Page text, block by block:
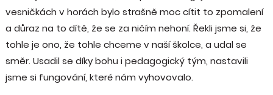
vesničkách v horách bylo strašně moc cítit to zpomalení
a důraz na to dítě, že se za ničím nehoní. Řekli jsme si, že
tohle je ono, že tohle chceme v naší školce, a udal se
směr. Usadil se díky bohu i pedagogický tým, nastavili
jsme si fungování, které nám vyhovovalo.